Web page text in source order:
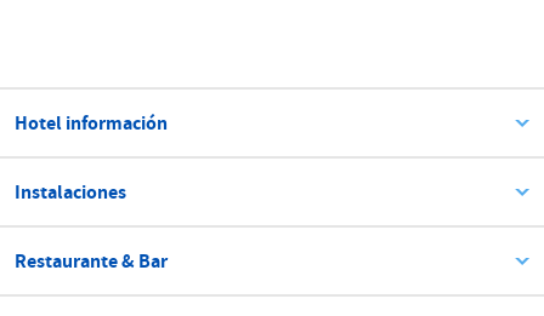
Hotel información
Instalaciones
Restaurante & Bar